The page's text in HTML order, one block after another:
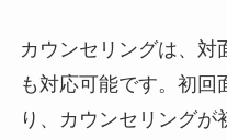
カウンセリングは、対
も対応可能です。初回
り、カウンセリング